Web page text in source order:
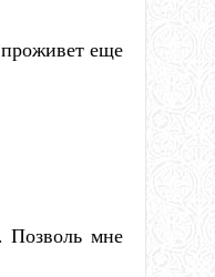
еще
Позволь мне